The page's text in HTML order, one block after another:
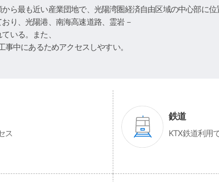
ら最も近い産業団地で、光陽湾圏経済自由区域の中心部に位
り、光陽港、南海高速道路、霊岩－
いる。また、
中にあるためアクセスしやすい。
ス
鉄道
KTX鉄道利用